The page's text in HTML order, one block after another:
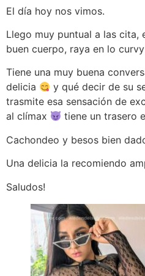
El día hoy nos vimos.
Llego muy puntual a las cita,
buen cuerpo, raya en lo
Tiene una muy buena
delicia
y qué decir de su
trasmite esa sensación de
al clímax
tiene un trasero
Cachondeo y besos bien
Una delicia la recomiendo
Saludos!